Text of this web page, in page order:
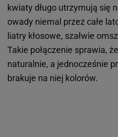
kwiaty długo utrzymują się
owady niemal przez całe
liatry kłosowe, szałwie
Takie połączenie sprawia,
naturalnie, a jednocześnie
brakuje na niej kolorów.